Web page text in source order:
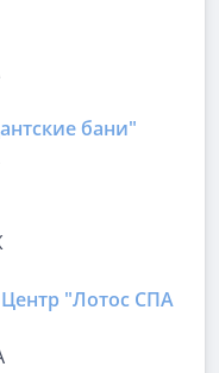
бани"
"Лотос СПА